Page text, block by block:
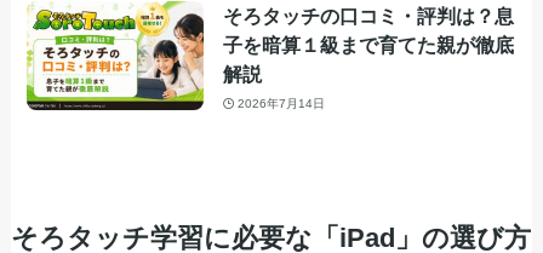
そろタッチの口コミ・評判は？息
子を暗算１級まで育てた親が徹底
解説
2026年7月14日
そろタッチ学習に必要な「iPad」の選び方